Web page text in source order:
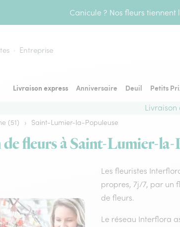
Canicule ? Nos fleurs
Entreprise
Livraison express Anniversaire Deuil Petits
Livraison
(51) › Saint-Lumier-la-Populeuse
fleurs à Saint-Lumier-
Les fleuristes
propres, 7j/7, par un
de fleurs.
Le réseau Interflora